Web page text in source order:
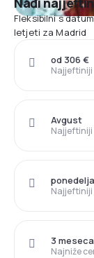
Fleksibilni s
letjeti za Madrid
od 306 €
Najjeftiniji
Avgust
Najniže
3